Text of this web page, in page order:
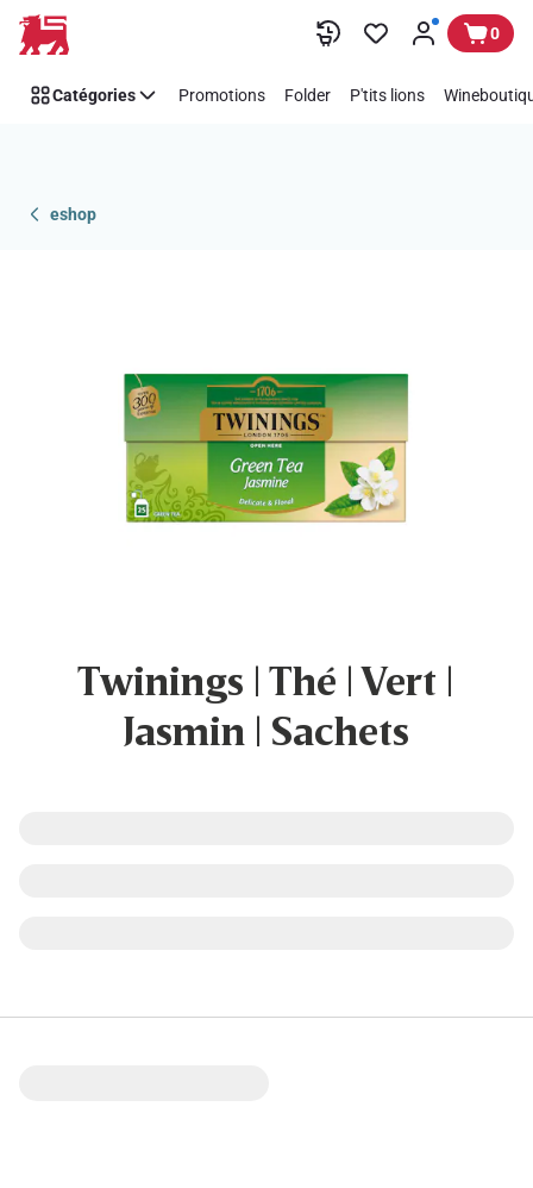
Passer 0
Catégories Promotions Folder P'tits lions
eshop
Twinings | Thé | Vert |
Jasmin | Sachets